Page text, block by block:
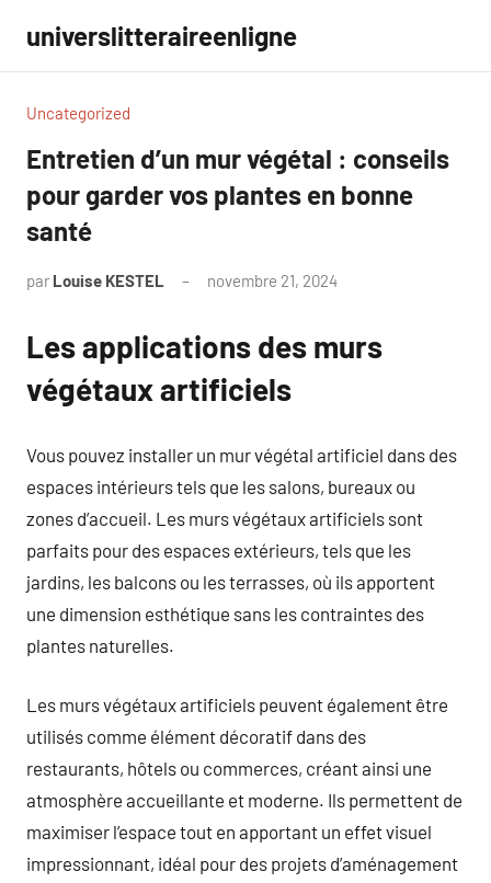
contenu
universlitteraireenligne
Uncategorized
Entretien d’un mur végétal : conseils
pour garder vos plantes en bonne
santé
par Louise KESTEL novembre 21, 2024
Les applications des murs
végétaux artificiels
Vous pouvez installer un mur végétal artificiel dans des
espaces intérieurs tels que les salons, bureaux ou
zones d’accueil. Les murs végétaux artificiels sont
parfaits pour des espaces extérieurs, tels que les
jardins, les balcons ou les terrasses, où ils apportent
une dimension esthétique sans les contraintes des
plantes naturelles.
Les murs végétaux artificiels peuvent également être
utilisés comme élément décoratif dans des
restaurants, hôtels ou commerces, créant ainsi une
atmosphère accueillante et moderne. Ils permettent de
maximiser l’espace tout en apportant un effet visuel
impressionnant, idéal pour des projets d’aménagement